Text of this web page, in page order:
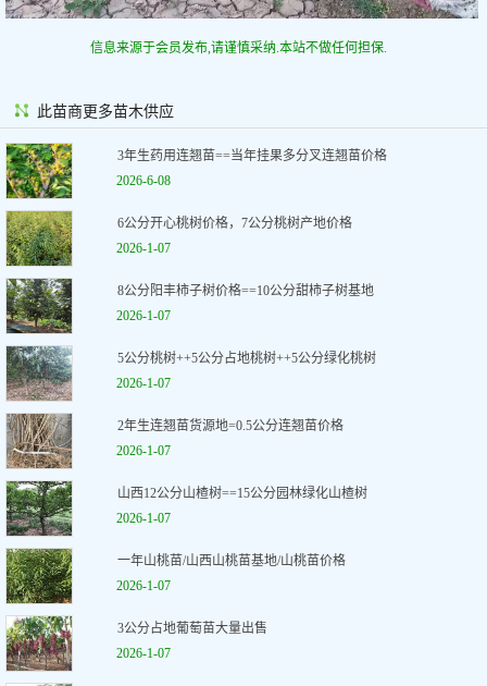
信息来源于会员发布,请谨慎采纳.本站不做任何担保.
此苗商更多苗木供应
3年生药用连翘苗==当年挂果多分叉连翘苗价格
2026-6-08
6公分开心桃树价格，7公分桃树产地价格
2026-1-07
8公分阳丰柿子树价格==10公分甜柿子树基地
2026-1-07
5公分桃树++5公分占地桃树++5公分绿化桃树
2026-1-07
2年生连翘苗货源地=0.5公分连翘苗价格
2026-1-07
山西12公分山楂树==15公分园林绿化山楂树
2026-1-07
一年山桃苗/山西山桃苗基地/山桃苗价格
2026-1-07
3公分占地葡萄苗大量出售
2026-1-07